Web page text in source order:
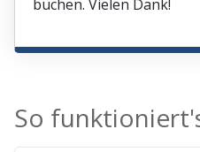
buchen. Vielen Dank!
So